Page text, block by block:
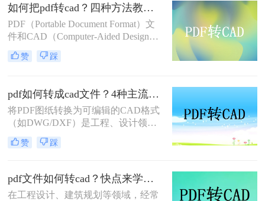
（DWG/DXF格式） 成为工程师的高
频刚需。
如何把pdf转cad？四种方法教你快速转换！
PDF（Portable Document Format）文
件和CAD（Computer-Aided Design）
文件在各自的领域内扮演着重要角
色。PDF文件因其跨平台、格式固定
图等领域。在某些情况下，我们需要
将PDF文件中的图纸转换为CAD格式
以便进行编辑和修改。那么如何把pdf
转cad呢？本文将详细介绍四种将PDF
转换为CAD的方法。
赞 踩
pdf如何转成cad文件？4种主流方法详解！
将PDF图纸转换为可编辑的CAD格式
（如DWG/DXF）是工程、设计领域
的常见需求。由于PDF与CAD文件的
结构差异较大，转换过程可能面临信
cad文件呢？本文整理四种主流方法，
助您高效完成转换。
赞 踩
pdf文件如何转cad？快点来学一下这三个方法吧
在工程设计、建筑规划等领域，经常